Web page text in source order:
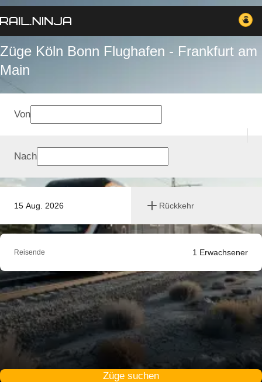
Züge Köln Bonn Flughafen - Frankfurt am
Main
15 Aug. 2026 Rückkehr
Von
Nach
Reisende 1 Erwachsener
Züge suchen